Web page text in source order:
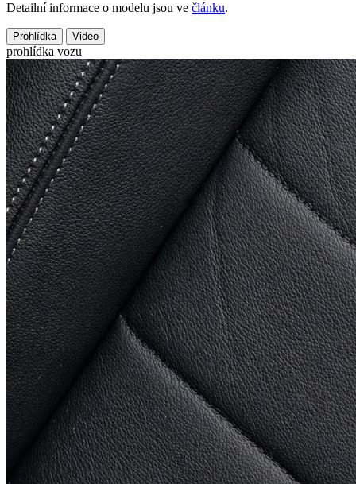
Detailní informace o modelu jsou ve článku.
Prohlídka Video
prohlídka vozu